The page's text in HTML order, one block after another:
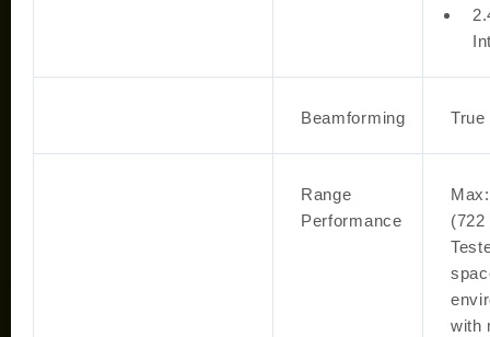
Beamforming True
Range
Performance
(722
with